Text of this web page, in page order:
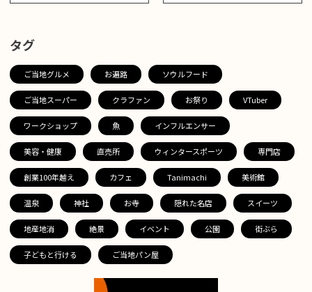
タグ
ご当地グルメ お遍路 ソウルフード
ご当地スーパー クラファン お祭り VTuber
ワークショップ 魚 インフルエンサー
美容・健康 直売所 ウィンタースポーツ 専門店
創業100年越え カフェ Tanimachi 美術館
温泉 神社 お寺 隠れた名店 スイーツ
地産地消 絶景 イベント 公園 街ぶら
子どもと行ける ご当地パン屋